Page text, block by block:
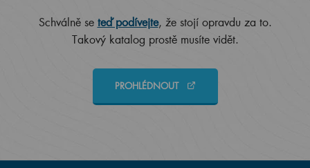
Schválně se teď podívejte, že stojí opravdu za to.
Takový katalog prostě musíte vidět.
PROHLÉDNOUT